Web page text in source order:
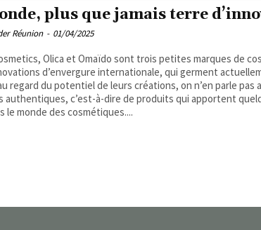
plus que jamais terre
Réunion - 01/04/2025
Olica et Omaïdo sont trois petites marques de
d’envergure internationale, qui germent
regard du potentiel de leurs créations, on n’en parle pas
authentiques, c’est-à-dire de produits qui apportent
le monde des cosmétiques....